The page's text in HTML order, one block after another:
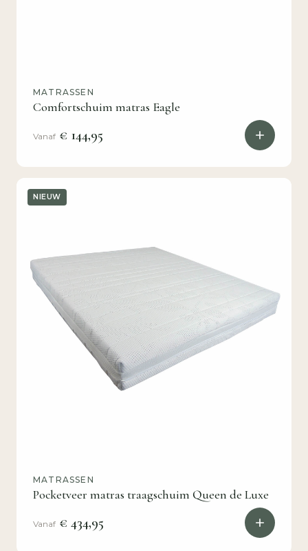
MATRASSEN
Comfortschuim matras Eagle
Vanaf € 144,95
NIEUW
MATRASSEN
Pocketveer matras traagschuim Queen de Luxe
Vanaf € 434,95